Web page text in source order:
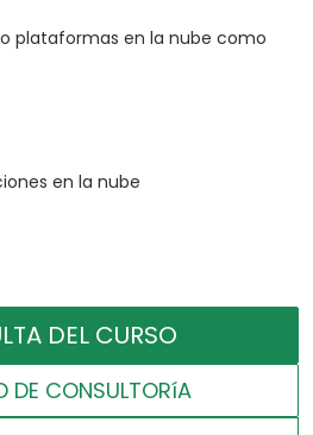
plataformas en la nube como
en la nube
DEL CURSO
DE CONSULTORíA